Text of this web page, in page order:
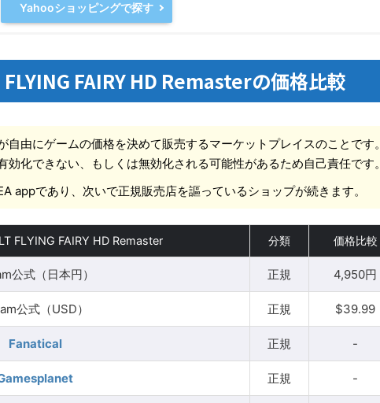
Yahooショッピングで探す
FLYING FAIRY HD Remasterの価格比較
自由にゲームの価格を決めて販売するマーケットプレイスのことです。
効化できない、もしくは無効化される可能性があるため自己責任です。
appであり、次いで正規販売店を謳っているショップが続きます。
FLYING FAIRY HD Remaster 分類 価格比較
公式（日本円） 正規 4,950円
公式（USD） 正規 $39.99
Fanatical 正規 -
正規 -